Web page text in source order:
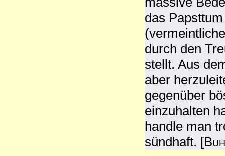
das
durch den
stellt. Aus
aber
gegenüber
einzuhalten
handle man
sündhaft. [